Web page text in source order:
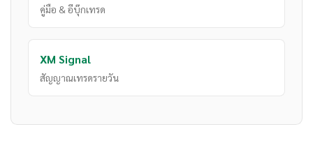
คู่มือ & อีบุ๊กเทรด
XM Signal
สัญญาณเทรดรายวัน